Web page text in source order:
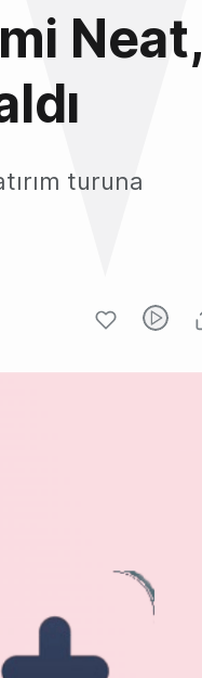
Neat,
turuna